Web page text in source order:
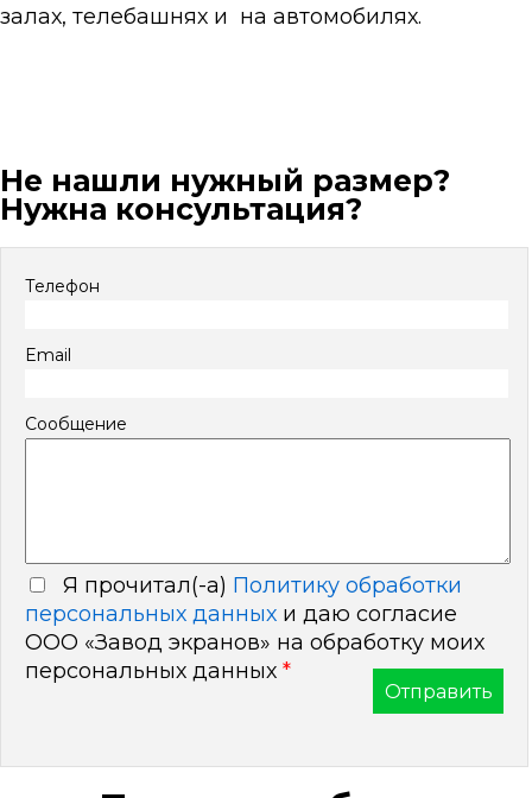
залах, телебашнях и на автомобилях.
Не нашли нужный размер?
Нужна консультация?
Телефон
Email
Сообщение
Я прочитал(-а) Политику обработки
персональных данных и даю согласие
ООО «Завод экранов» на обработку моих
персональных данных *